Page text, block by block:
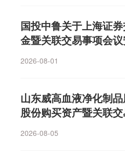
金额超1亿元。其中，厦门
个左右城市开展“无废城市”
28年将突破400万吨，废旧
值化、智能化方向进阶，无
定性等方面是否能够满足市
不确定性。佳贤通信与英伟
研发投入规模较大，后续能
后，公司将持有佳贤通信
司对该项投资采用权益法核
中列报。佳贤通信2026年
8.72万元（未经审计），仍
模与核心盈利能力。二级市
获“五连阳”，阶段涨幅超
在推动战略转型升级，提升
预期。2025年12月，名家
（有限合伙）成为公司控股
产，推动业务结构向高技术
模与核心盈利能力。二级市
国投中鲁关于上海证
金暨关联交易事项会
2026-08-01
山东威高血液净化制
股份购买资产暨关联
2026-08-05